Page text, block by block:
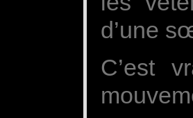
d’une
C’est